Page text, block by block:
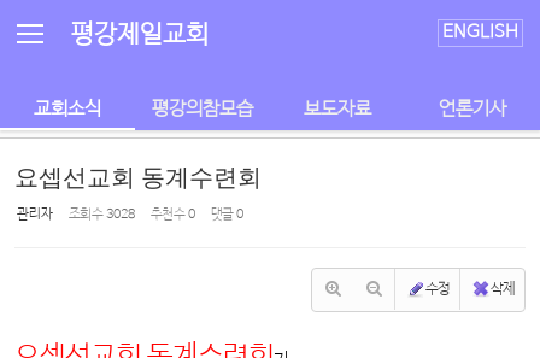
평강제일교회 ENGLISH
교회소식 평강의참모습 보도자료 언론기사
요셉선교회 동계수련회
관리자 조회 수3028 추천 수0 댓글0
수정 삭제